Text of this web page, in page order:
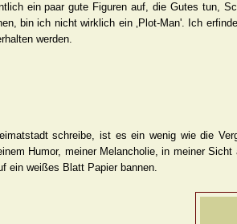
ein paar gute Figuren auf, die Gutes tun,
bin ich nicht wirklich ein ‚Plot-Man'. Ich
werden.
schreibe, ist es ein wenig wie die
Humor, meiner Melancholie, in meiner
ein weißes Blatt Papier bannen.